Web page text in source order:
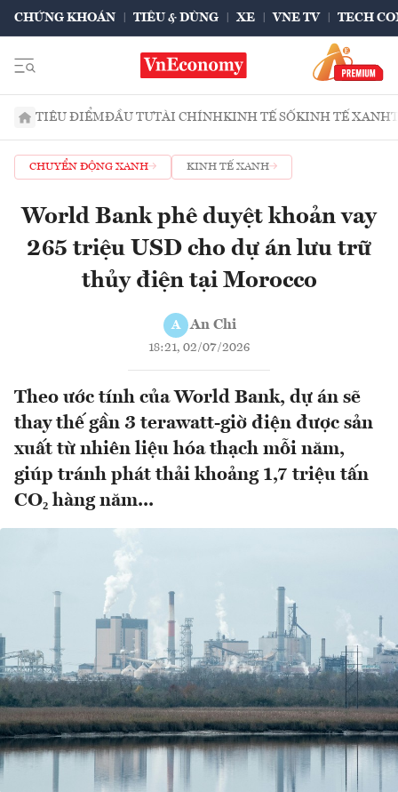
CHỨNG KHOÁN TIÊU & DÙNG XE VNE TV TECH
TIÊU ĐIỂMĐẦU TƯTÀI CHÍNHKINH TẾ SỐKINH TẾ XANH
CHUYỂN ĐỘNG XANH KINH TẾ XANH
World Bank phê duyệt khoản vay
265 triệu USD cho dự án lưu trữ
thủy điện tại Morocco
A An Chi
18:21, 02/07/2026
Theo ước tính của World Bank, dự án sẽ
thay thế gần 3 terawatt-giờ điện được sản
xuất từ nhiên liệu hóa thạch mỗi năm,
giúp tránh phát thải khoảng 1,7 triệu tấn
CO₂ hàng năm...